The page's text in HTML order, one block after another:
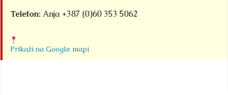
Telefon: Anja +387 (0)60 353 5062
Prikaži na Google mapi